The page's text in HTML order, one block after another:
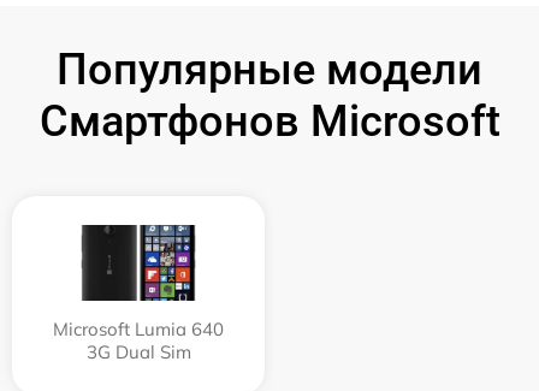
Популярные модели
Смартфонов Microsoft
Microsoft Lumia 640
3G Dual Sim